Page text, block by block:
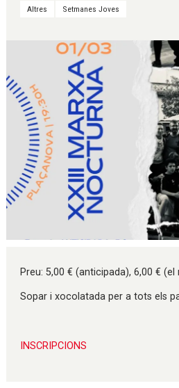
Altres Setmanes Joves
Preu: 5,00 € (anticipada), 6,00 €
Sopar i xocolatada per a tots els
INSCRIPCIONS